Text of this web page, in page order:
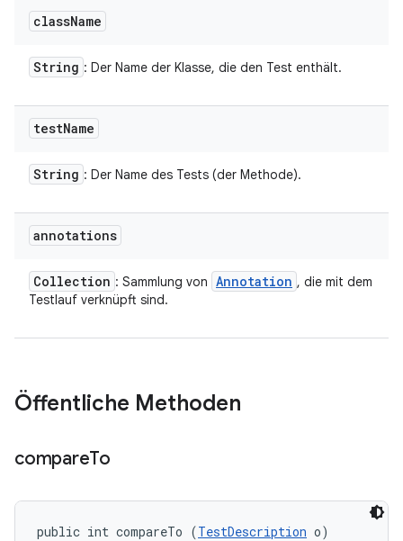
className
String : Der Name der Klasse, die den Test enthält.
testName
String : Der Name des Tests (der Methode).
annotations
Collection : Sammlung von Annotation , die mit dem
Testlauf verknüpft sind.
Öffentliche Methoden
compareTo
public int compareTo (TestDescription o)